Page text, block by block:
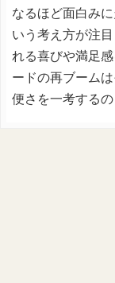
なるほど面白み
いう考え方が注
れる喜びや満足
ードの再ブーム
便さを一考するの